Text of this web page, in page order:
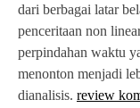
dari berbagai latar
penceritaan non
perpindahan waktu
menonton menjadi
dianalisis. review